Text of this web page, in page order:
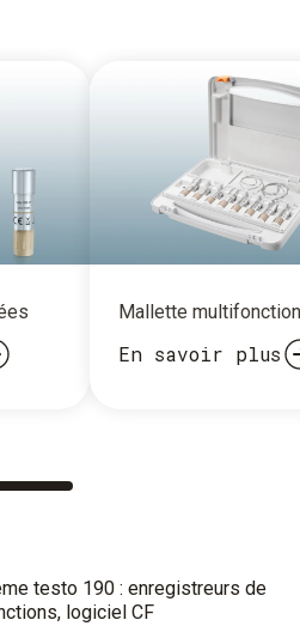
Mallette multifonction
En savoir plus
testo 190 : enregistreurs de
logiciel CF